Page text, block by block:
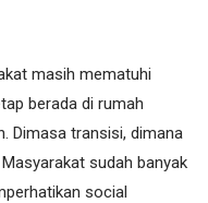
masih mematuhi
berada di rumah
Dimasa transisi, dimana
sudah banyak
social